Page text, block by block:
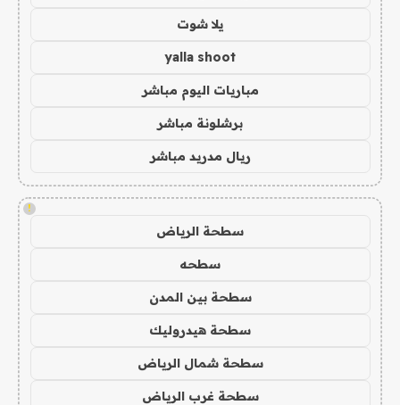
يلا شوت
yalla shoot
مباريات اليوم مباشر
برشلونة مباشر
ريال مدريد مباشر
!
سطحة الرياض
سطحه
سطحة بين المدن
سطحة هيدروليك
سطحة شمال الرياض
سطحة غرب الرياض